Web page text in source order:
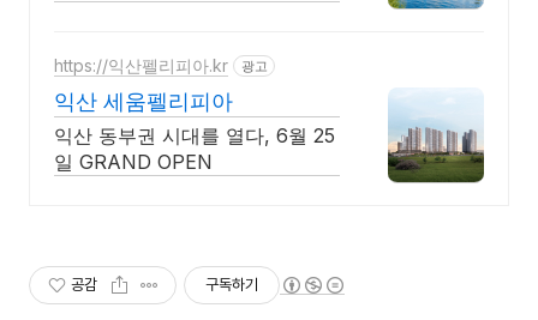
https://익산펠리피아.kr 광고
익산 세움펠리피아
익산 동부권 시대를 열다, 6월 25
일 GRAND OPEN
공감 구독하기